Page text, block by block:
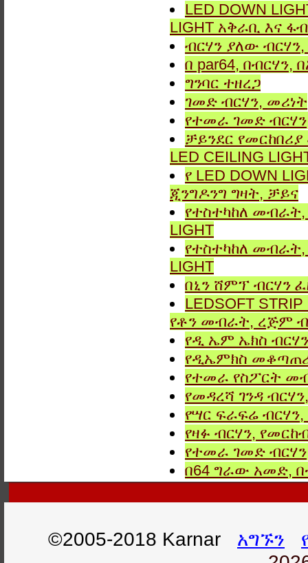
LED DOWN
LIGHT አቅራቢ እና
ብርሃን ያለው ብርሃን,
በ par64, በብርሃን,
ግንባር ​​ተዘረጋ
ገመድ ብርሃን, መሪነት
የተመራ ገመድ
ቻይንደር
LED CEILING
የ LED DOWN
ጂንግዶንግ ግዛት, ቻይና
የተስተካከለ መብራት,
LIGHT
የተስተካከለ መብራት,
LIGHT
በኒን ሸምፕ ብርሃን
LEDSOFT
የቶን መብራት, ረጅም
የዲ ኤም ኤክስ
የዲኤምክስ
የተመራ የስፖርት
የመዳረሻ ገንዳ
የሣር ፍራፍሬ
የዛፉ ብርሃን,
የተመራ ገመድ
በ64 ግራው አመድ,
©2005-2018 Karnar አግኙን